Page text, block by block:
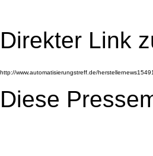
Direkter Link
Diese